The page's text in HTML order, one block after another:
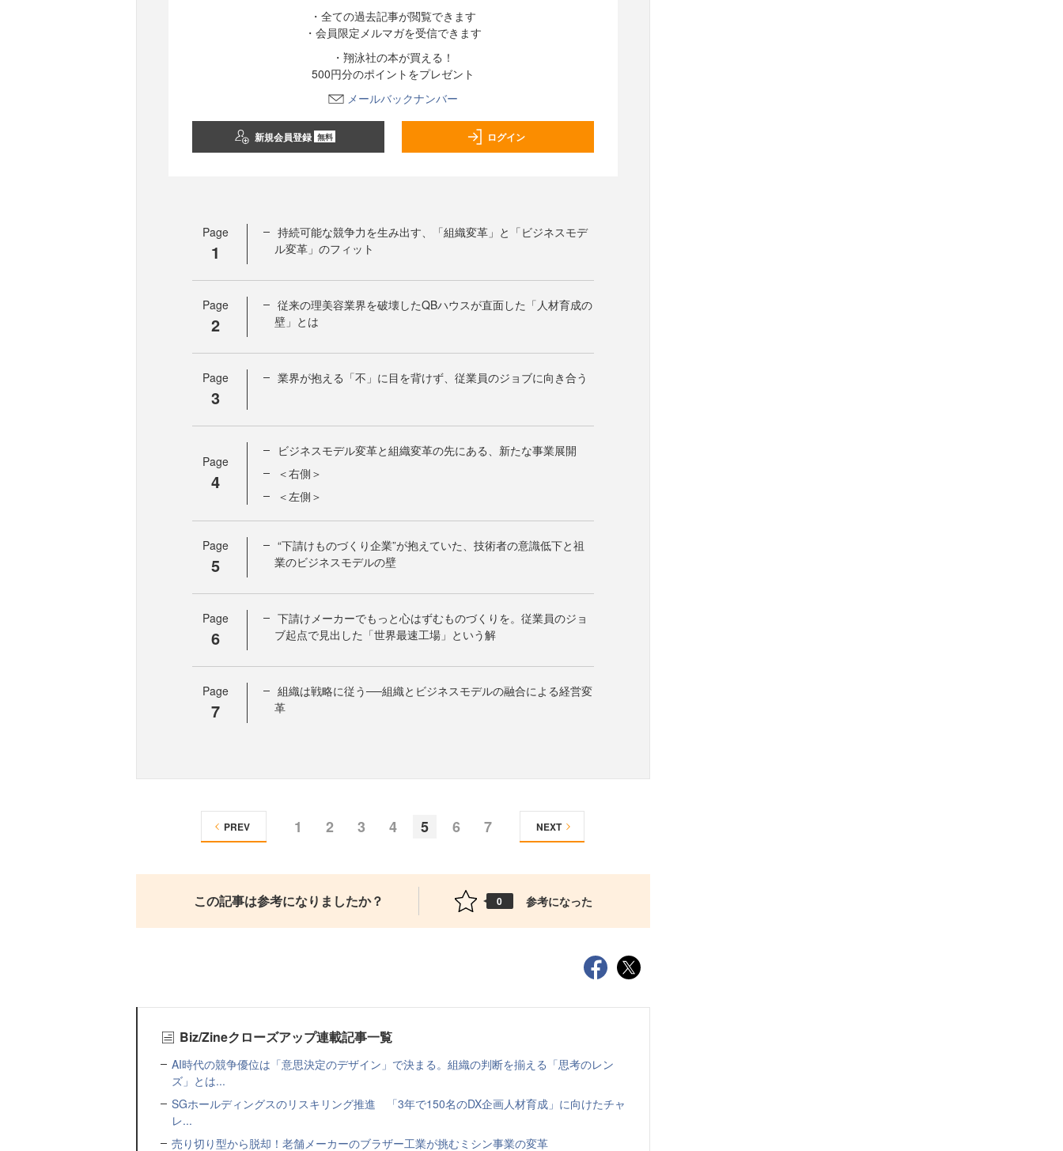
・全ての過去記事が閲覧できます
・会員限定メルマガを受信できます
・翔泳社の本が買える！
500円分のポイントをプレゼント
メールバックナンバー
新規会員登録 無料 ログイン
Page
1
持続可能な競争力を生み出す、「組織変革」と「ビジネスモデ
ル変革」のフィット
Page
2
従来の理美容業界を破壊したQBハウスが直面した「人材育成の
壁」とは
Page
3
業界が抱える「不」に目を背けず、従業員のジョブに向き合う
Page
4
ビジネスモデル変革と組織変革の先にある、新たな事業展開
＜右側＞
＜左側＞
Page
5
“下請けものづくり企業”が抱えていた、技術者の意識低下と祖
業のビジネスモデルの壁
Page
6
下請けメーカーでもっと心はずむものづくりを。従業員のジョ
ブ起点で見出した「世界最速工場」という解
Page
7
組織は戦略に従う──組織とビジネスモデルの融合による経営変
革
1 2 3 4 5 6 7
PREV NEXT
この記事は参考になりましたか？ 0 参考になった
Biz/Zineクローズアップ連載記事一覧
AI時代の競争優位は「意思決定のデザイン」で決まる。組織の判断を揃える「思考のレン
ズ」とは...
SGホールディングスのリスキリング推進 「3年で150名のDX企画人材育成」に向けたチャ
レ...
売り切り型から脱却！老舗メーカーのブラザー工業が挑むミシン事業の変革